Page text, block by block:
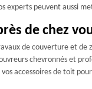
experts peuvent aussi
de chez
de couverture et
chevronnés et
accessoires de toit